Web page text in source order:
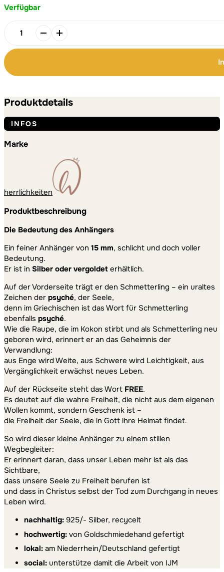
Verfügbar
Schmetterling/free
Menge
Produktdetails
INFOS
Marke
herrlichkeiten
Produktbeschreibung
Die Bedeutung des Anhängers
Ein feiner Anhänger von 15 mm, schlicht und doch voller
Bedeutung.
Er ist in Silber oder vergoldet erhältlich.
Auf der Vorderseite trägt er den Schmetterling – ein uraltes
Zeichen der psyché, der Seele,
denn im Griechischen ist das Wort für Schmetterling
ebenfalls psyché.
Wie die Raupe, die im Kokon stirbt und als Schmetterling neu
geboren wird, erinnert er an das Geheimnis der
Verwandlung:
aus Enge wird Weite, aus Schwere wird Leichtigkeit, aus
Vergänglichkeit erwächst neues Leben.
Auf der Rückseite steht das Wort FREE.
Es deutet auf die wahre Freiheit, die nicht aus dem eigenen
Wollen kommt, sondern Geschenk ist –
die Freiheit der Seele, die in Gott ihre Heimat findet.
So wird dieser kleine Anhänger zu einem stillen
Wegbegleiter:
Er erinnert daran, dass unser Leben mehr ist als das
Sichtbare,
dass unsere Seele zu Freiheit berufen ist
und dass in Christus selbst der Tod zum Durchgang in neues
Leben wird.
nachhaltig: 925/- Silber, recycelt
hochwertig: von Goldschmiedehand gefertigt
lokal: am Niederrhein/Deutschland gefertigt
social: unterstütze damit die Arbeit von IJM